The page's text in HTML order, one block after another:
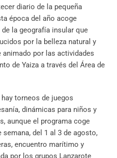
diario de la pequeña
época del año acoge
la geografía insular que
por la belleza natural y
por las actividades
de Yaiza a través del Área de
torneos de juegos
dinámicas para niños y
aunque el programa coge
del 1 al 3 de agosto,
encuentro marítimo y
por los grupos Lanzarote